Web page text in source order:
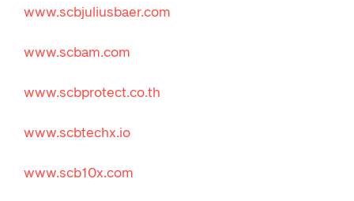
www.scbjuliusbaer.com
www.scbam.com
www.scbprotect.co.th
www.scbtechx.io
www.scb10x.com